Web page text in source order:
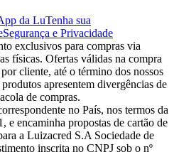
da LuTenha sua
Segurança e Privacidade
exclusivos para compras via
físicas. Ofertas válidas na compra
cliente, até o término dos nossos
apresentem divergências de
de compras.
no País, nos termos da
e encaminha propostas de cartão de
a Luizacred S.A Sociedade de
inscrita no CNPJ sob o nº